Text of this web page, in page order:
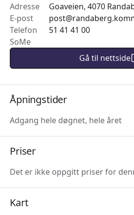
Adresse
Goaveien, 4070
E-post
Telefon
51 41 41 00
SoMe
Gå til nettside
Åpningstider
Adgang hele døgnet, hele året
Priser
Det er ikke oppgitt priser for
Kart